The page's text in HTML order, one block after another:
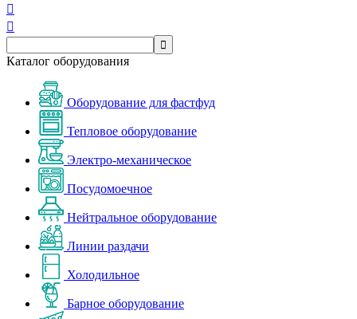



Каталог оборудования
Оборудование для фастфуд
Тепловое оборудование
Электро-механическое
Посудомоечное
Нейтральное оборудование
Линии раздачи
Холодильное
Барное оборудование